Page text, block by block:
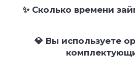
✨ Сколько времени
💎 Вы используете